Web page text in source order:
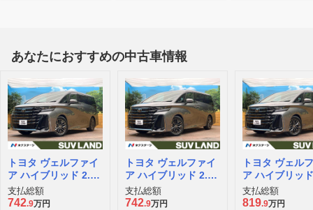
あなたにおすすめの中古車情報
トヨタ ヴェルファイ
ア ハイブリッド 2.5
Zプレミア
支払総額
742.9万円
トヨタ ヴェルファイ
ア ハイブリッド 2.5
Zプレミア
支払総額
742.9万円
トヨタ ヴェル
ア ハイブリッ
Zプレミア
支払総額
819.9万円